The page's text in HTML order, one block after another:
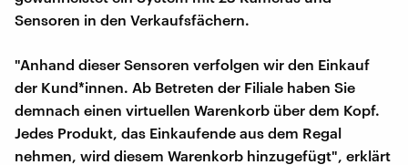
Sensoren in den Verkaufsfächern.
"Anhand dieser Sensoren verfolgen wir den Einkauf
der Kund*innen. Ab Betreten der Filiale haben Sie
demnach einen virtuellen Warenkorb über dem Kopf.
Jedes Produkt, das Einkaufende aus dem Regal
nehmen, wird diesem Warenkorb hinzugefügt", erklärt